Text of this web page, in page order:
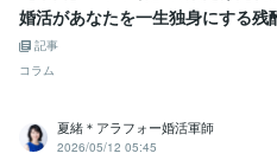
婚活があなたを一生独身にする残
記事
コラム
夏緒＊アラフォー婚活軍師
2026/05/12 05:45